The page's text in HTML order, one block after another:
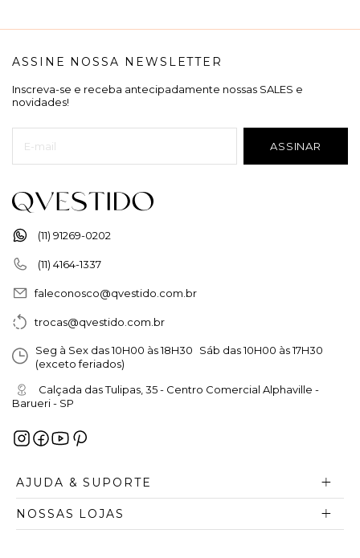
(11) 91269-0202
(11) 4164-1337
faleconosco@qvestido.com.br
trocas@qvestido.com.br
Seg à Sex das 10H00 às 18H30 Sáb das 10H00 às 17H30
(exceto feriados)
Calçada das Tulipas, 35 - Centro Comercial Alphaville -
Barueri - SP
AJUDA & SUPORTE
NOSSAS LOJAS
ASSINE NOSSA NEWSLETTER
Inscreva-se e receba antecipadamente nossas SALES e
novidades!